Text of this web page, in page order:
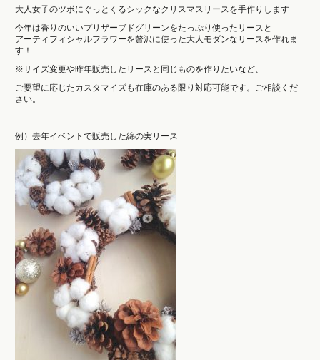
大人女子のツボにぐっとくるシックなクリスマスリースを手作りします
今年は香りのいいプリザーブドグリーンをたっぷり使ったリースと
アーティフィシャルフラワーを贅沢に使った大人モダンなリースを作れま
す！
※サイズ変更や昨年販売したリースと同じものを作りたいなど、
ご要望に応じたカスタマイズも在庫のある限り対応可能です。ご相談くだ
さい。
例）去年イベントで販売した綿の実リース